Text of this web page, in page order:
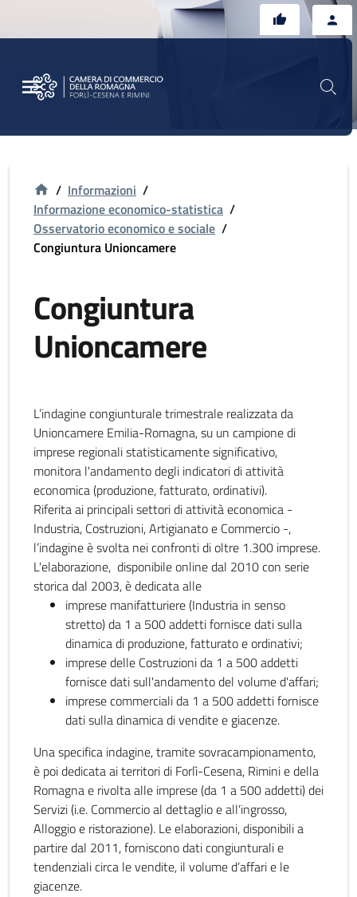
/ Informazioni /
Informazione economico-statistica /
Osservatorio economico e sociale /
Congiuntura Unioncamere
Congiuntura
Unioncamere
L’indagine congiunturale trimestrale realizzata da
Unioncamere Emilia-Romagna, su un campione di
imprese regionali statisticamente significativo,
monitora l'andamento degli indicatori di attività
economica (produzione, fatturato, ordinativi).
Riferita ai principali settori di attività economica -
Industria, Costruzioni, Artigianato e Commercio -,
l’indagine è svolta nei confronti di oltre 1.300 imprese.
L'elaborazione, disponibile online dal 2010 con serie
storica dal 2003, è dedicata alle
imprese manifatturiere (Industria in senso
stretto) da 1 a 500 addetti fornisce dati sulla
dinamica di produzione, fatturato e ordinativi;
imprese delle Costruzioni da 1 a 500 addetti
fornisce dati sull'andamento del volume d'affari;
imprese commerciali da 1 a 500 addetti fornisce
dati sulla dinamica di vendite e giacenze.
Una specifica indagine, tramite sovracampionamento,
è poi dedicata ai territori di Forlì-Cesena, Rimini e della
Romagna e rivolta alle imprese (da 1 a 500 addetti) dei
Servizi (i.e. Commercio al dettaglio e all’ingrosso,
Alloggio e ristorazione). Le elaborazioni, disponibili a
partire dal 2011, forniscono dati congiunturali e
tendenziali circa le vendite, il volume d’affari e le
giacenze.